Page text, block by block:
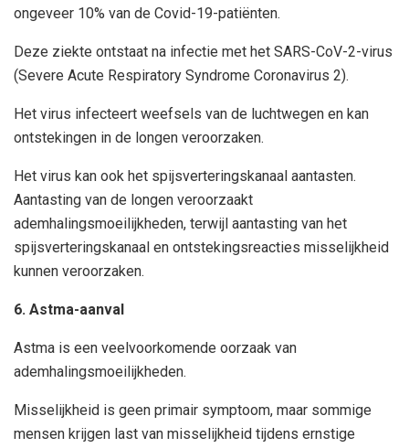
ongeveer 10% van de Covid-19-patiënten.
Deze ziekte ontstaat na infectie met het SARS-CoV-2-virus
(Severe Acute Respiratory Syndrome Coronavirus 2).
Het virus infecteert weefsels van de luchtwegen en kan
ontstekingen in de longen veroorzaken.
Het virus kan ook het spijsverteringskanaal aantasten.
Aantasting van de longen veroorzaakt
ademhalingsmoeilijkheden, terwijl aantasting van het
spijsverteringskanaal en ontstekingsreacties misselijkheid
kunnen veroorzaken.
6. Astma-aanval
Astma is een veelvoorkomende oorzaak van
ademhalingsmoeilijkheden.
Misselijkheid is geen primair symptoom, maar sommige
mensen krijgen last van misselijkheid tijdens ernstige